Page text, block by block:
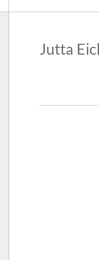
Jutta